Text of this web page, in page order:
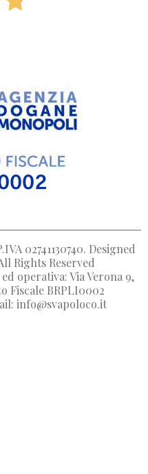
02741130740. Designed
Rights Reserved
ed operativa: Via Verona 9,
Fiscale BRPLI0002
info@svapoloco.it